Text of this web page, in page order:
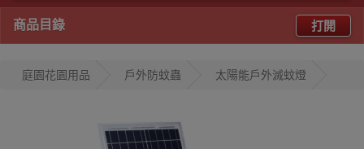
商品目錄 打開
庭園花園用品 戶外防蚊蟲 太陽能戶外滅蚊燈